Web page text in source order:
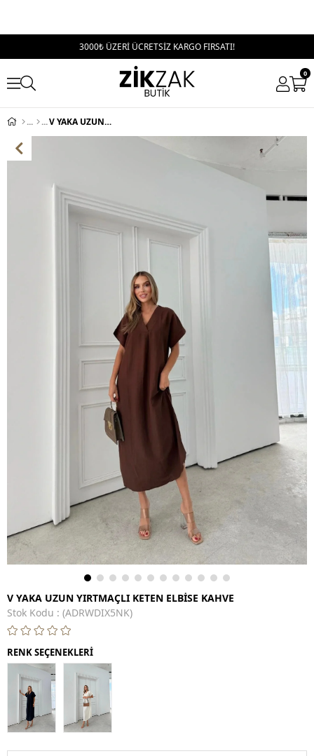
3000₺ ÜZERİ ÜCRETSİZ KARGO FIRSATI!
0
V YAKA UZUN YIRTMAÇLI KETEN ELBİSE KAHVE
V YAKA UZUN YIRTMAÇLI KETEN ELBİSE KAHVE
Stok Kodu
(ADRWDIX5NK)
RENK SEÇENEKLERİ